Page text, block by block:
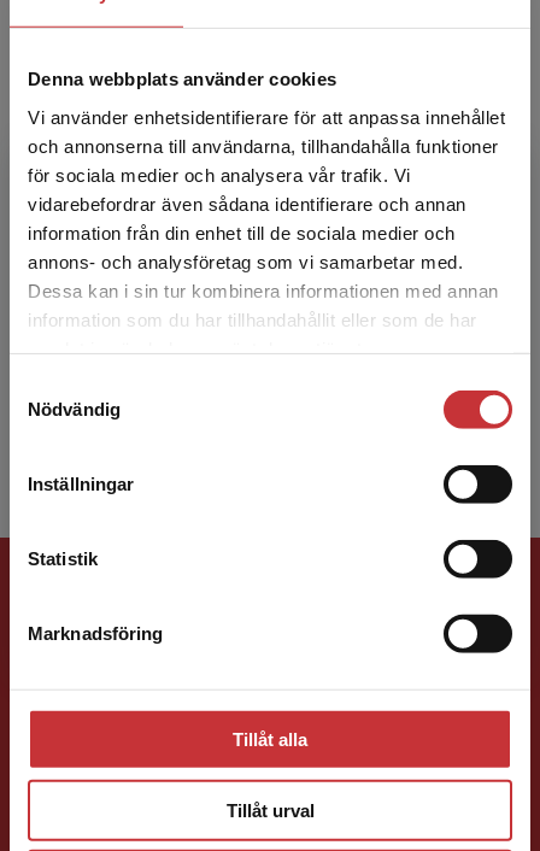
Denna webbplats använder cookies
Vi använder enhetsidentifierare för att anpassa innehållet
och annonserna till användarna, tillhandahålla funktioner
för sociala medier och analysera vår trafik. Vi
vidarebefordrar även sådana identifierare och annan
information från din enhet till de sociala medier och
annons- och analysföretag som vi samarbetar med.
Dessa kan i sin tur kombinera informationen med annan
information som du har tillhandahållit eller som de har
Nödvändig
Inställningar
Statistik
Marknadsföring
Tillåt alla
Tillåt urval
Begränsad fraktregion
Det verkar som att du besöker
studentlitteratur.se via en enhet utanför Sverige.
Vi erbjuder inte leveranser utanför Sverige. För
att kunna slutföra ett köp måste
klasslärarutbildning är han också doktor i
Päivi Vehmas
dramapedagog, neuropsykiatrisk coach
Marie Delshammar
Läromedelsutvecklare Läromedel och